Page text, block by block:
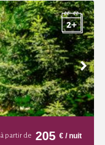
à partir de 205 € / nuit